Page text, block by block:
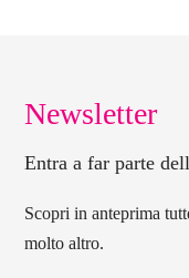
Newsletter
Entra a far parte
Scopri in anteprima
molto altro.